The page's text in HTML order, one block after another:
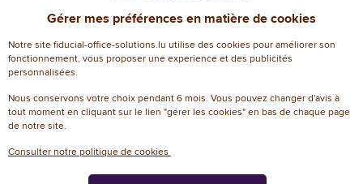
+ 6 tailles
EN STOCK, LIVRÉ EN 24/48H
Gérer mes préférences en matière de cookies
Notre site fiducial-office-solutions.lu utilise des cookies pour améliorer son
fonctionnement, vous proposer une experience et des publicités
personnalisées.
Nous conservons votre choix pendant 6 mois. Vous pouvez changer d'avis à
tout moment en cliquant sur le lien "gérer les cookies" en bas de chaque page
de notre site.
Consulter notre politique de cookies